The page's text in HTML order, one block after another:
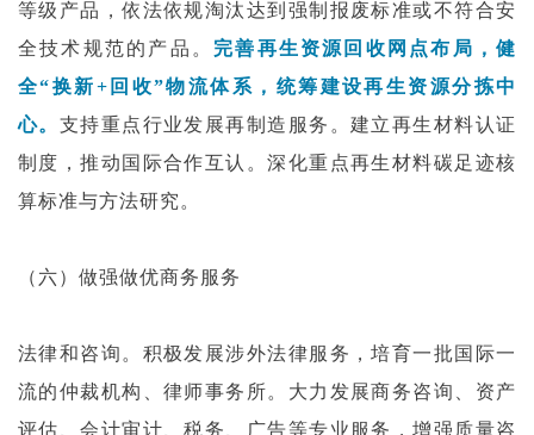
等级产品，依法依规淘汰达到强制报废标准或不符合安
全技术规范的产品。 完善再生资源回收网点布局，健
全“换新+回收”物流体系，统筹建设再生资源分拣中
心。 支持重点行业发展再制造服务。建立再生材料认证
制度，推动国际合作互认。深化重点再生材料碳足迹核
算标准与方法研究。
（六）做强做优商务服务
法律和咨询。积极发展涉外法律服务，培育一批国际一
流的仲裁机构、律师事务所。大力发展商务咨询、资产
评估、会计审计、税务、广告等专业服务，增强质量咨